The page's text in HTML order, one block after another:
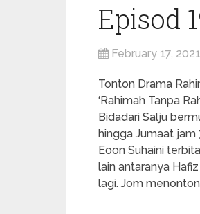
Episod
February 17, 2021
Tonton Drama
‘Rahimah Tanpa
Bidadari Salju
hingga Jumaat jam
Eoon Suhaini
lain antaranya
lagi. Jom